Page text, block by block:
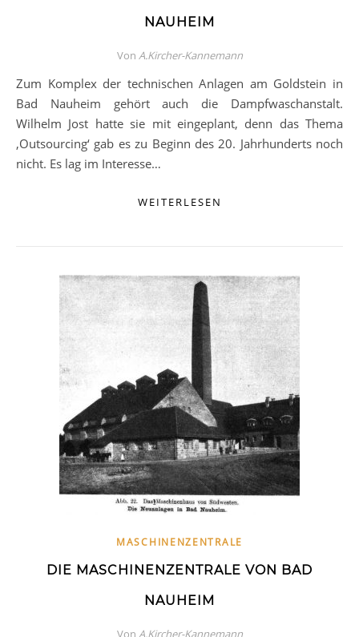
NAUHEIM
Von A.Kircher-Kannemann
Zum Komplex der technischen Anlagen am Goldstein in
Bad Nauheim gehört auch die Dampfwaschanstalt.
Wilhelm Jost hatte sie mit eingeplant, denn das Thema
‚Outsourcing‘ gab es zu Beginn des 20. Jahrhunderts noch
nicht. Es lag im Interesse…
WEITERLESEN
MASCHINENZENTRALE
DIE MASCHINENZENTRALE VON BAD
NAUHEIM
Von A.Kircher-Kannemann